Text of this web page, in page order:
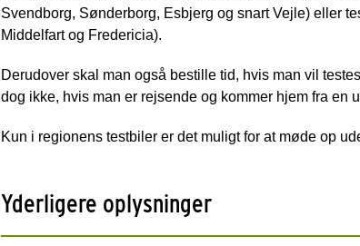
Svendborg, Sønderborg, Esbjerg og snart Vejle) eller
Middelfart og Fredericia).
Derudover skal man også bestille tid, hvis man vil
dog ikke, hvis man er rejsende og kommer hjem fra en
Kun i regionens testbiler er det muligt for at møde op
Yderligere oplysninger